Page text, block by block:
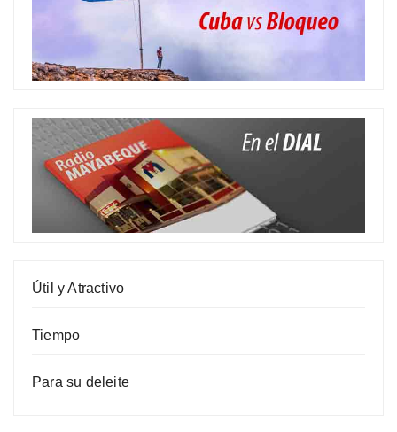
Útil y Atractivo
Tiempo
Para su deleite